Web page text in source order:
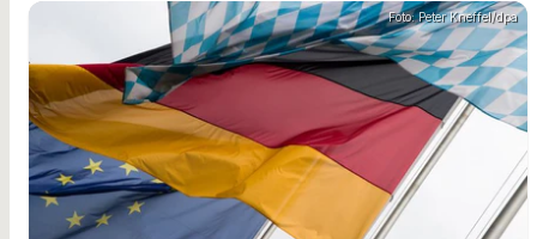
Foto: Peter Kneffel/dpa